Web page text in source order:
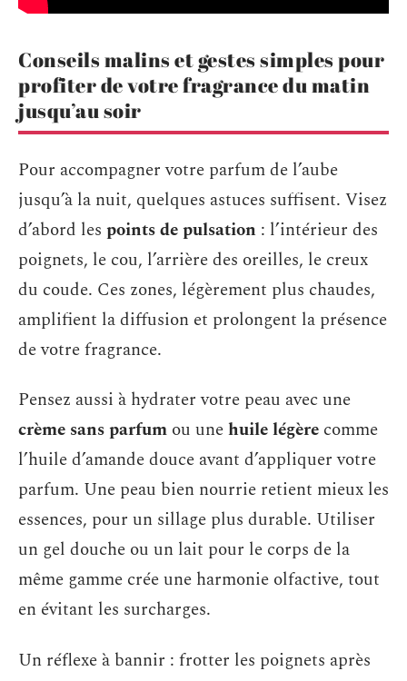
Conseils malins et gestes simples pour
profiter de votre fragrance du matin
jusqu’au soir
Pour accompagner votre parfum de l’aube
jusqu’à la nuit, quelques astuces suffisent. Visez
d’abord les points de pulsation : l’intérieur des
poignets, le cou, l’arrière des oreilles, le creux
du coude. Ces zones, légèrement plus chaudes,
amplifient la diffusion et prolongent la présence
de votre fragrance.
Pensez aussi à hydrater votre peau avec une
crème sans parfum ou unehuile légère comme
l’huile d’amande douce avant d’appliquer votre
parfum. Une peau bien nourrie retient mieux les
essences, pour un sillage plus durable. Utiliser
un gel douche ou un lait pour le corps de la
même gamme crée une harmonie olfactive, tout
en évitant les surcharges.
Un réflexe à bannir : frotter les poignets après